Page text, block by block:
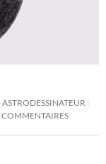
ASTRODESSINATEUR
COMMENTAIRES